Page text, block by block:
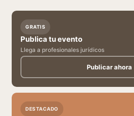
GRATIS
Publica tu evento
Llega a profesionales jurídicos
Publicar ahora
DESTACADO